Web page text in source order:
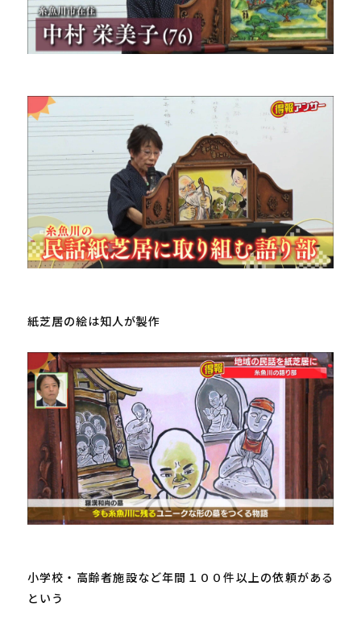
紙芝居の絵は知人が製作
小学校・高齢者施設など年間１００件以上の依頼がある
という